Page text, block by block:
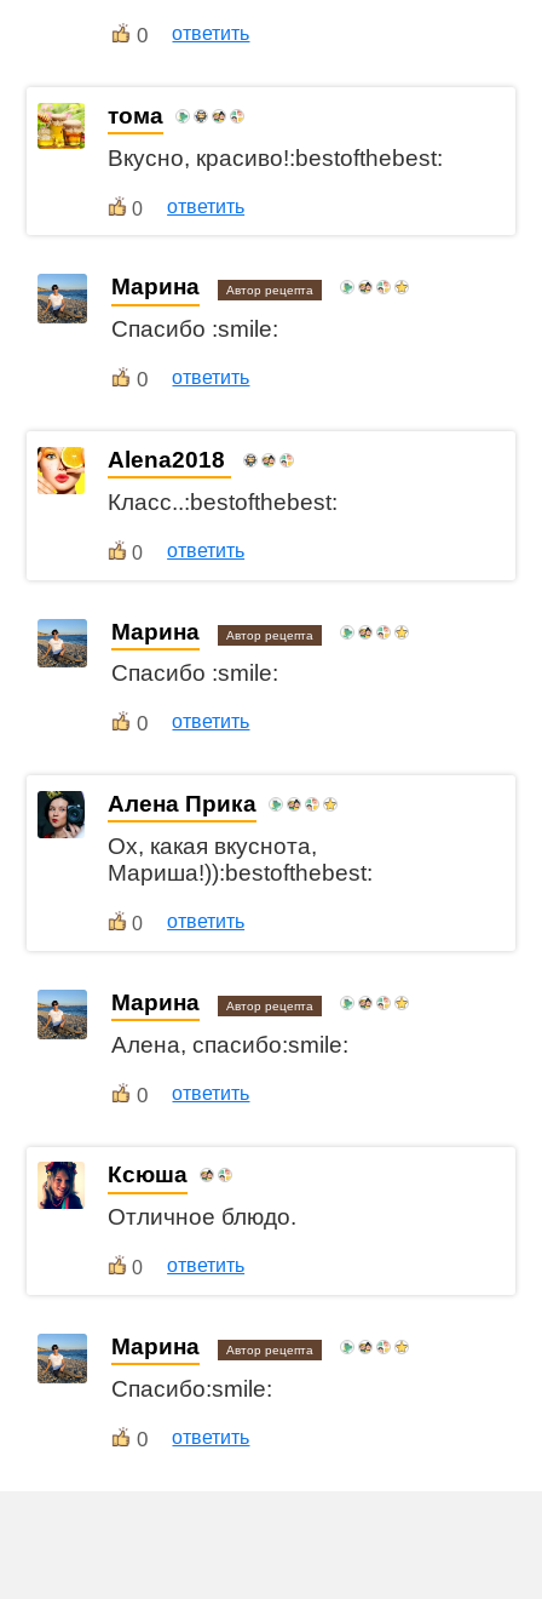
0 ответить
тома
Вкусно, красиво!:bestofthebest:
0 ответить
Марина Автор рецепта
Спасибо :smile:
0 ответить
Alena2018
Класс..:bestofthebest:
0 ответить
Марина Автор рецепта
Спасибо :smile:
0 ответить
Алена Прика
Ох, какая вкуснота,
Мариша!)):bestofthebest:
0 ответить
Марина Автор рецепта
Алена, спасибо:smile:
0 ответить
Ксюша
Отличное блюдо.
0 ответить
Марина Автор рецепта
Спасибо:smile:
0 ответить